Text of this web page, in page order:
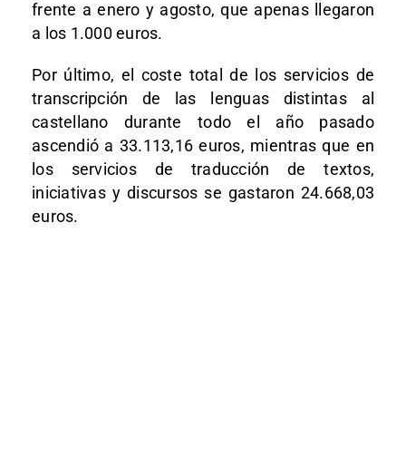
frente a enero y agosto, que apenas llegaron
a los 1.000 euros.
Por último, el coste total de los servicios de
transcripción de las lenguas distintas al
castellano durante todo el año pasado
ascendió a 33.113,16 euros, mientras que en
los servicios de traducción de textos,
iniciativas y discursos se gastaron 24.668,03
euros.